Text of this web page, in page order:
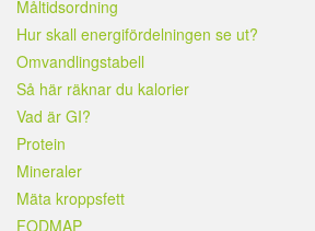
Måltidsordning
Hur skall energifördelningen se ut?
Omvandlingstabell
Så här räknar du kalorier
Vad är GI?
Protein
Mineraler
Mäta kroppsfett
FODMAP